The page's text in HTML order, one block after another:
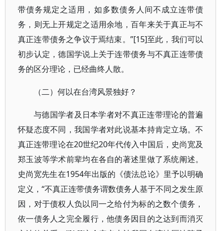
带债务规定之适用，如多数债务人间不成立连带债
务，则无上开规定之适用余地，百年来关于真正与不
真正连带债务之争议于焉结束。”[15]至此，我们可以
初步认定，德国学说上关于连带债务与不真正连带债
务的区分理论，已经曲终人散。
（二）何以在台湾风景独好？
与德国学者及日本学者对不真正连带理论的普遍
怀疑态度不同，我国学者对此说基本持肯定立场。不
真正连带理论在20世纪20年代传入中国后，史尚宽及
郑玉波等学术前辈均在各自的著述里做了系统阐述。
史尚宽先生在1954年出版的《债法总论》里予以明确
定义，“不真正连带债务谓数债务人基于不同之发生原
因，对于债权人负以同一之给付为标的之数个债务，
依一债务人之完全履行，他债务因目的之达到而消灭